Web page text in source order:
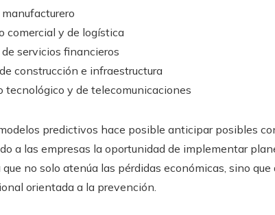
comercial y de logística
servicios financieros
construcción e infraestructura
tecnológico y de telecomunicaciones
predictivos hace posible anticipar posibles
a las empresas la oportunidad de implementar
no solo atenúa las pérdidas económicas, sino
orientada a la prevención.